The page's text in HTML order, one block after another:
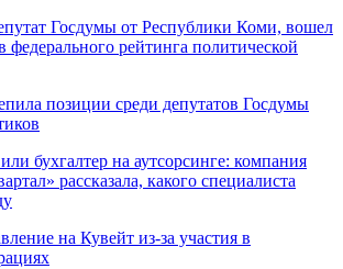
Госдумы от Республики Коми, вошел
федерального рейтинга политической
позиции среди депутатов Госдумы
бухгалтер на аутсорсинге: компания
рассказала, какого специалиста
на Кувейт из-за участия в